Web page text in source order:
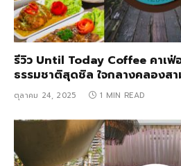
รีวิว Until Today Coffee คาเฟ่
ธรรมชาติสุดชิล ใจกลางคลองสา
ตุลาคม 24, 2025 1 MIN READ